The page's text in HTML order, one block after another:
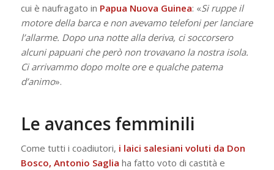
cui è naufragato in Papua Nuova Guinea: «Si ruppe il
motore della barca e non avevamo telefoni per lanciare
l’allarme. Dopo una notte alla deriva, ci soccorsero
alcuni papuani che però non trovavano la nostra isola.
Ci arrivammo dopo molte ore e qualche patema
d’animo».
Le avances femminili
Come tutti i coadiutori, i laici salesiani voluti da Don
Bosco, Antonio Saglia ha fatto voto di castità e